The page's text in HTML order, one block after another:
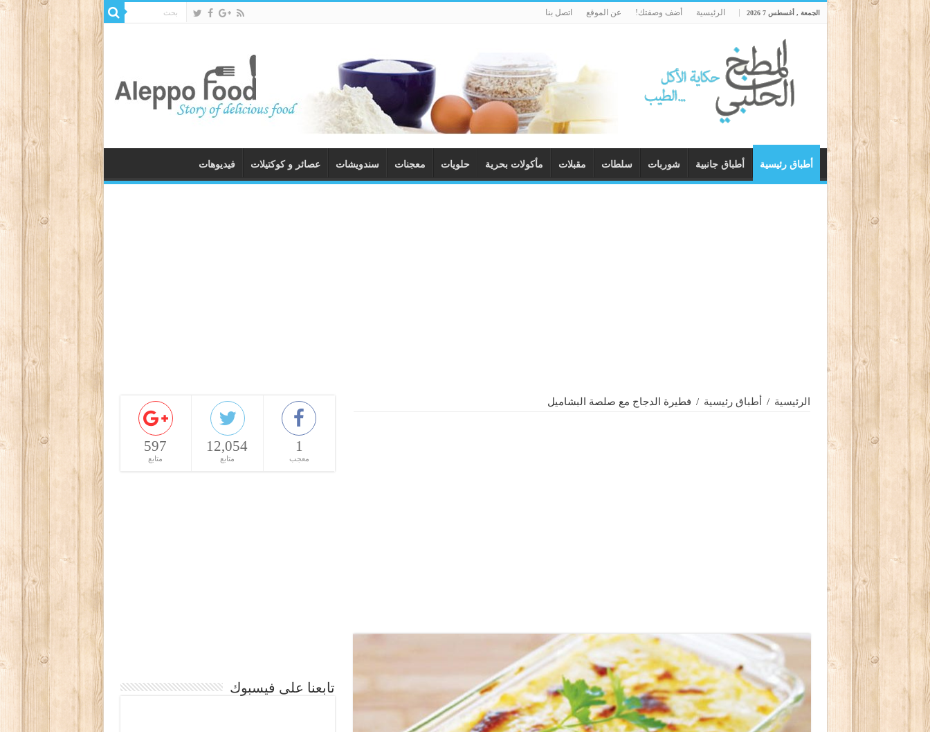
الجمعة , أغسطس 7 2026 الرئيسية أضف وصفتك! عن الموقع اتصل بنا
أطباق رئيسية أطباق جانبية شوربات سلطات مقبلات مأكولات بحرية حلويات معجنات سندويشات عصائر و كوكتيلات فيديوهات
الرئيسية / أطباق رئيسية / فطيرة الدجاج مع صلصة البشاميل
1
معجب
12,054
متابع
597
متابع
تابعنا على فيسبوك